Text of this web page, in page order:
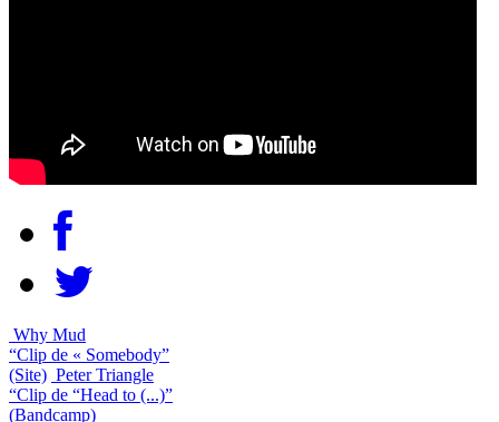
Why Mud
“Clip de « Somebody”
(Site) Peter Triangle
“Clip de “Head to (...)”
(Bandcamp)